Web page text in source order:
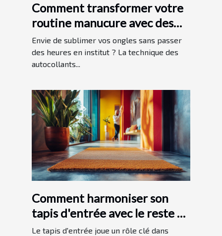
Comment transformer votre
routine manucure avec des
autocollants pour ongles ?
Envie de sublimer vos ongles sans passer
des heures en institut ? La technique des
autocollants...
Comment harmoniser son
tapis d'entrée avec le reste de
sa décoration intérieure
Le tapis d'entrée joue un rôle clé dans